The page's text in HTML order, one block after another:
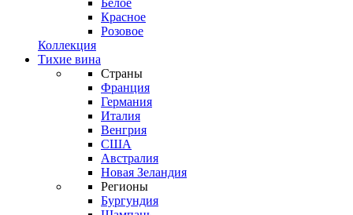
Белое
Красное
Розовое
Коллекция
Тихие вина
Страны
Франция
Германия
Италия
Венгрия
США
Австралия
Новая Зеландия
Регионы
Бургундия